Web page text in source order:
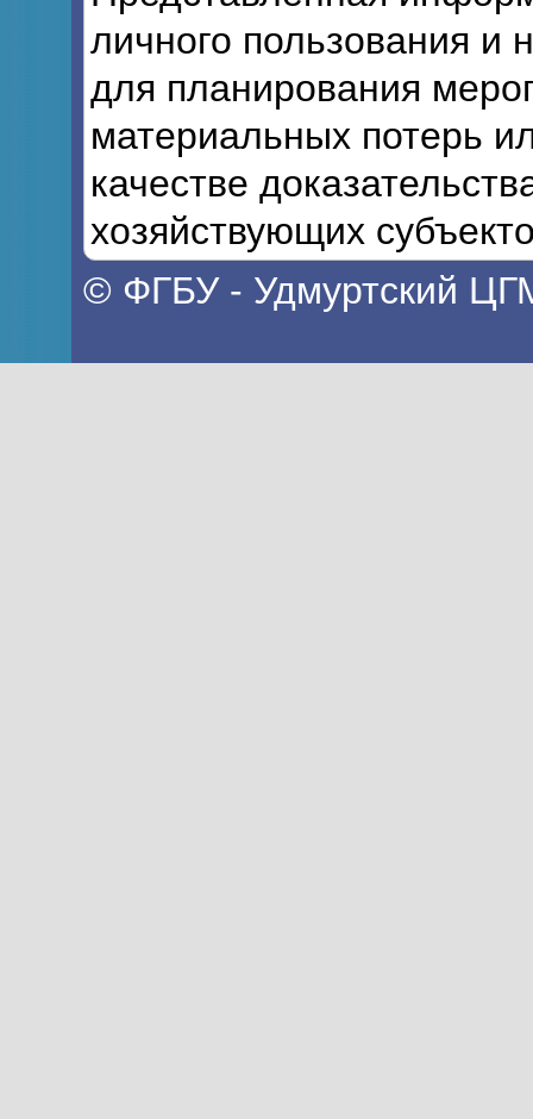
личного пользования и
для планирования
материальных потерь
качестве
хозяйствующих
© ФГБУ - Удмуртский